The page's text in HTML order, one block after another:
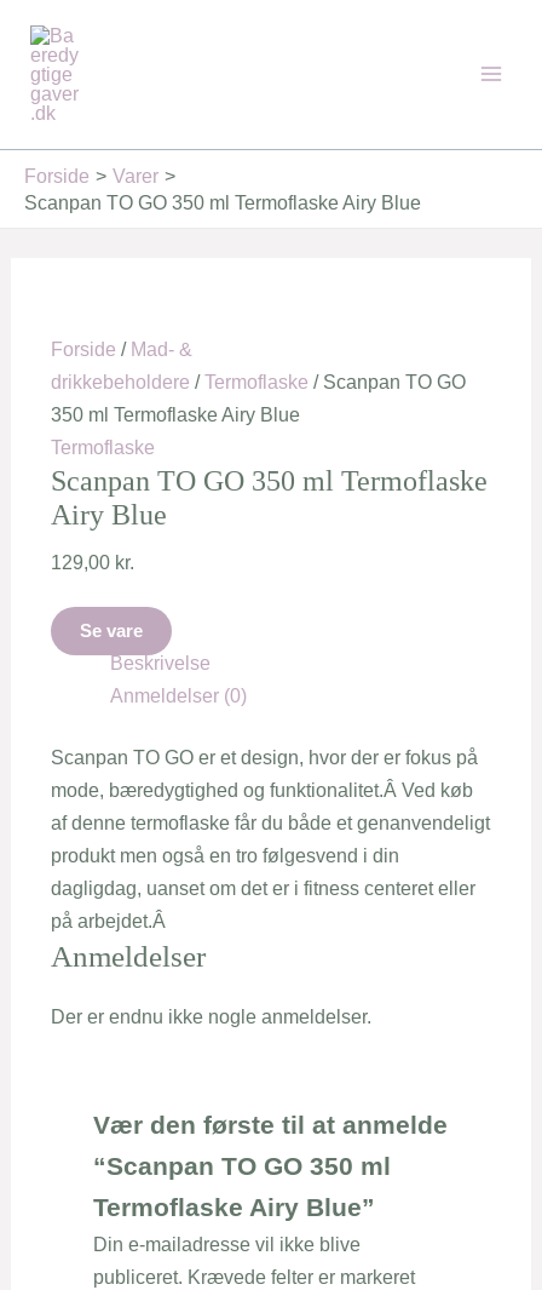
indholdet
Forside
Varer
Scanpan TO GO 350 ml Termoflaske Airy Blue
Forside / Mad- &
drikkebeholdere /Termoflaske / Scanpan TO GO
350 ml Termoflaske Airy Blue
Termoflaske
Scanpan TO GO 350 ml Termoflaske
Airy Blue
129,00 kr.
Se vare
Beskrivelse
Anmeldelser (0)
Scanpan TO GO er et design, hvor der er fokus på
mode, bæredygtighed og funktionalitet.Â Ved køb
af denne termoflaske får du både et genanvendeligt
produkt men også en tro følgesvend i din
dagligdag, uanset om det er i fitness centeret eller
på arbejdet.Â
Anmeldelser
Der er endnu ikke nogle anmeldelser.
Vær den første til at anmelde
“Scanpan TO GO 350 ml
Termoflaske Airy Blue”
Din e-mailadresse vil ikke blive
publiceret. Krævede felter er markeret
Tilbud!
Tilbud!
259,95 kr..183,00 kr..
Tilbud!
Tilbud!
249,95 kr..171,00 kr..
Tilbud!
Tilbud!
34,95 kr..29,95 kr..